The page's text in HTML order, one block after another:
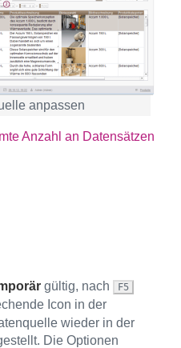
anpassen
Anzahl an Datensätzen
gültig, nach F5
Icon in der
wieder in der
Die Optionen